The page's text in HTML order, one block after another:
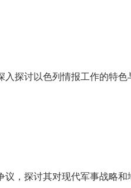
探讨以色列情报工作的特
，探讨其对现代军事战略